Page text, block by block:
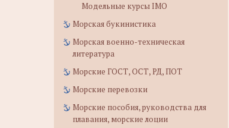
Модельные курсы IMO
Морская букинистика
Морская военно-техническая
литература
Морские ГОСТ, ОСТ, РД, ПОТ
Морские перевозки
Морские пособия, руководства для
плавания, морские лоции